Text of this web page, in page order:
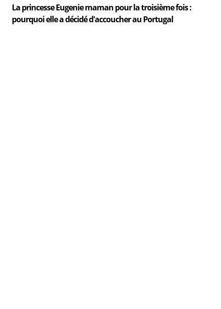
La princesse Eugenie maman pour la troisième fois :
pourquoi elle a décidé d'accoucher au Portugal